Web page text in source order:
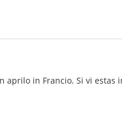
aprilo in Francio. Si vi estas